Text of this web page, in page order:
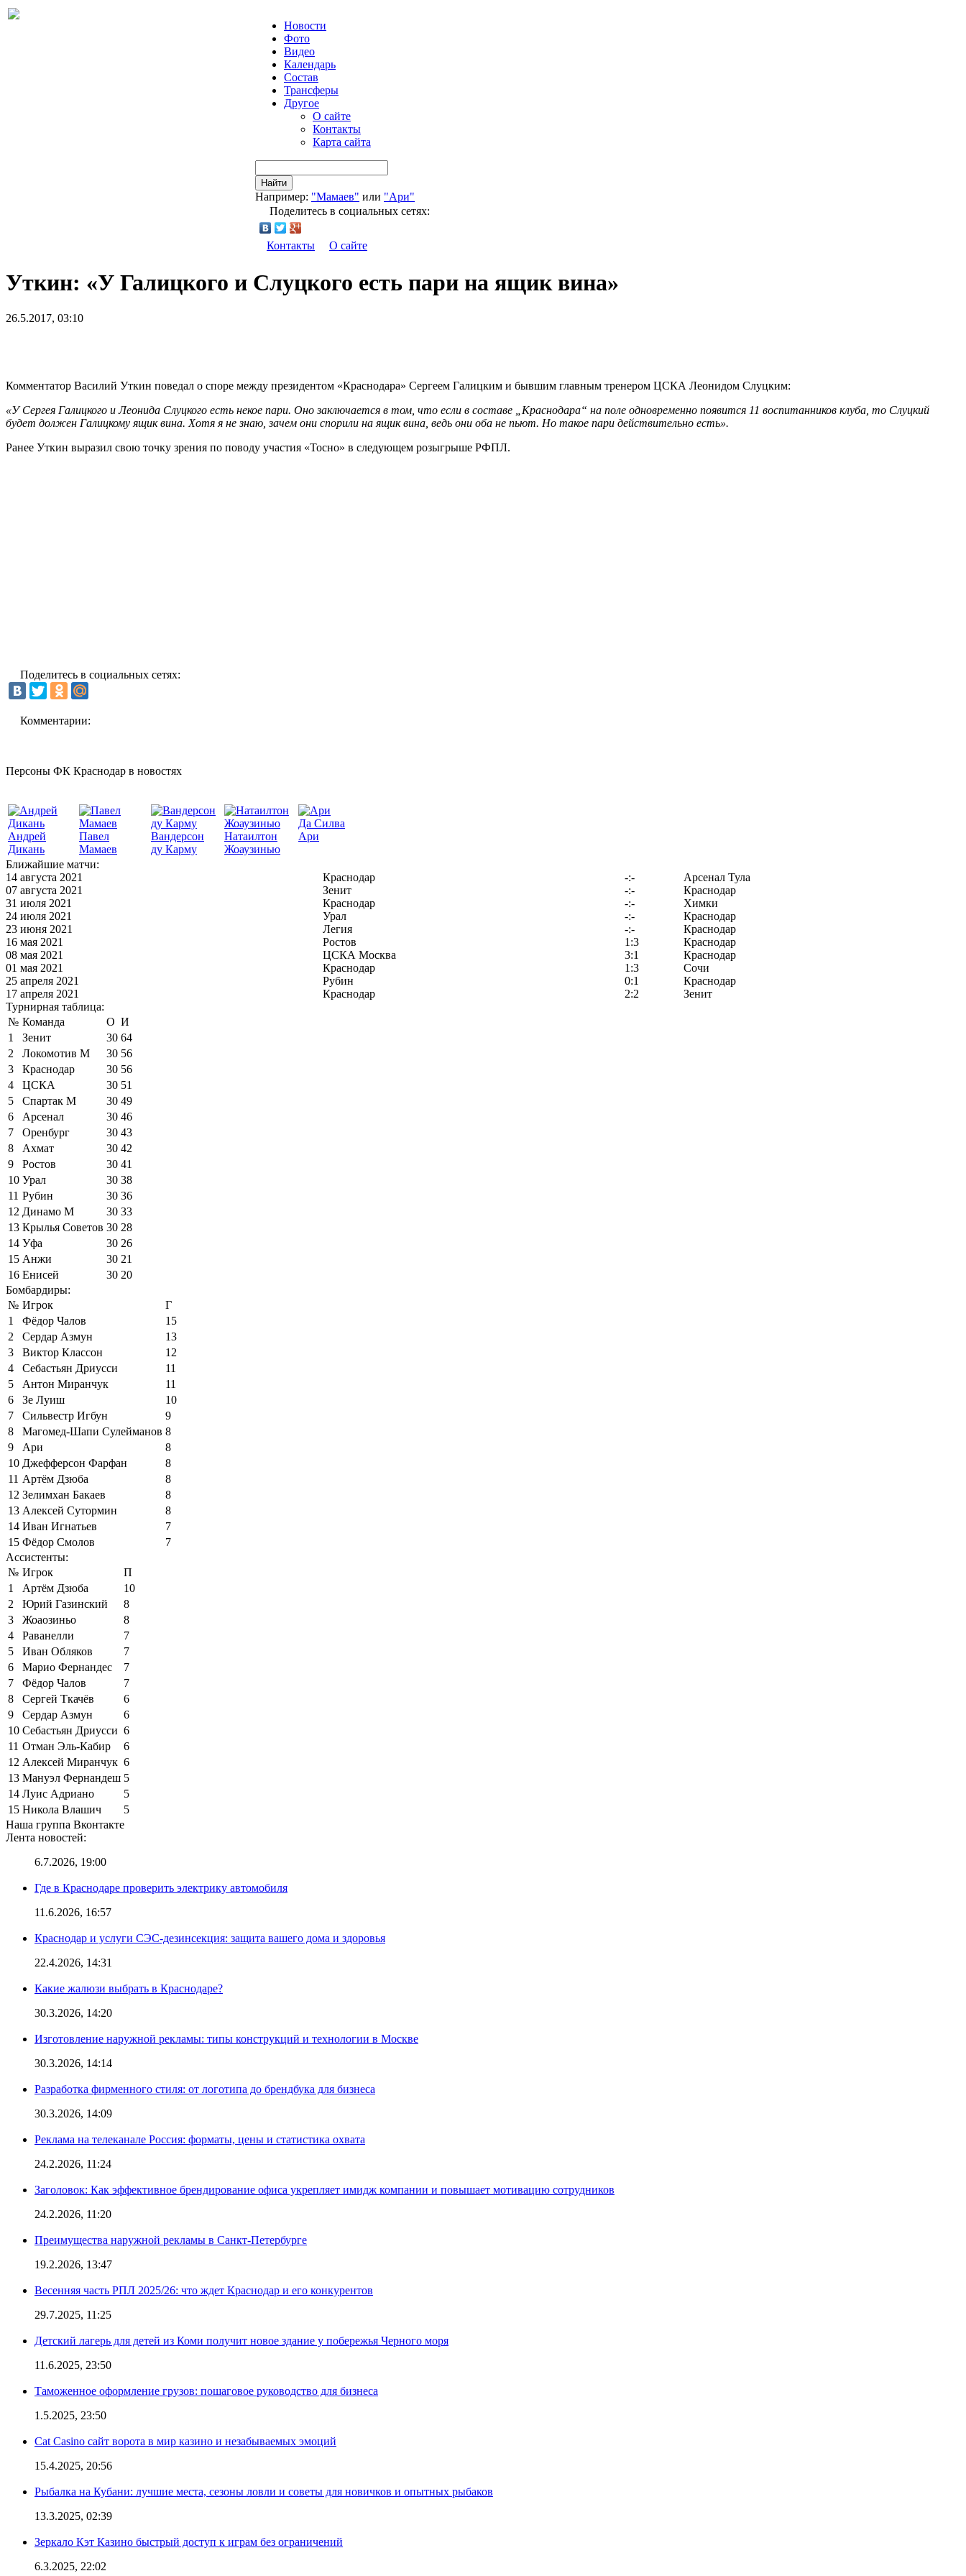
Новости
Фото
Видео
Календарь
Состав
Трансферы
Другое
О сайте
Контакты
Карта сайта
Найти
Например: "Мамаев" или "Ари"
Поделитесь в социальных сетях:
Контакты О сайте
Уткин: «У Галицкого и Слуцкого есть пари на ящик вина»
26.5.2017, 03:10
Комментатор Василий Уткин поведал о споре между президентом «Краснодара» Сергеем Галицким и бывшим главным тренером ЦСКА Леонидом Слуцким:
«У Сергея Галицкого и Леонида Слуцкого есть некое пари. Оно заключается в том, что если в составе „Краснодара“ на поле одновременно появится 11 воспитанников клуба, то Слуцкий
будет должен Галицкому ящик вина. Хотя я не знаю, зачем они спорили на ящик вина, ведь они оба не пьют. Но такое пари действительно есть».
Ранее Уткин выразил свою точку зрения по поводу участия «Тосно» в следующем розыгрыше РФПЛ.
Поделитесь в социальных сетях:
Комментарии:
Персоны ФК Краснодар в новостях
Андрей
Дикань
Павел
Мамаев
Вандерсон
ду Карму
Натаилтон
Жоаузинью
Да Силва
Ари
Ближайшие матчи:
14 августа 2021
Краснодар -:-
Арсенал Тула
07 августа 2021
Зенит -:-
Краснодар
31 июля 2021
Краснодар -:-
Химки
24 июля 2021
Урал -:-
Краснодар
23 июня 2021
Легия -:-
Краснодар
16 мая 2021
Ростов 1:3
Краснодар
08 мая 2021
ЦСКА Москва 3:1
Краснодар
01 мая 2021
Краснодар 1:3
Сочи
25 апреля 2021
Рубин 0:1
Краснодар
17 апреля 2021
Краснодар 2:2
Зенит
Турнирная таблица:
№ Команда О И
1
Зенит 30 64
2
Локомотив М 30 56
3
Краснодар 30 56
4
ЦСКА 30 51
5
Спартак М 30 49
6
Арсенал 30 46
7
Оренбург 30 43
8
Ахмат 30 42
9
Ростов 30 41
10 Урал 30 38
11 Рубин 30 36
12 Динамо М 30 33
13 Крылья Советов 30 28
14 Уфа 30 26
15 Анжи 30 21
16 Енисей 30 20
Бомбардиры:
№ Игрок
Г
1
Фёдор Чалов
15
2
Сердар Азмун
13
3
Виктор Классон
12
4
Себастьян Дриусси
11
5
Антон Миранчук
11
6
Зе Луиш
10
7
Сильвестр Игбун
9
8
Магомед-Шапи Сулейманов 8
9
Ари
8
10 Джефферсон Фарфан
8
11 Артём Дзюба
8
12 Зелимхан Бакаев
8
13 Алексей Сутормин
8
14 Иван Игнатьев
7
15 Фёдор Смолов
7
Ассистенты:
№ Игрок
П
1
Артём Дзюба
10
2
Юрий Газинский
8
3
Жоаозиньо
8
4
Раванелли
7
5
Иван Обляков
7
6
Марио Фернандес
7
7
Фёдор Чалов
7
8
Сергей Ткачёв
6
9
Сердар Азмун
6
10 Себастьян Дриусси 6
11 Отман Эль-Кабир
6
12 Алексей Миранчук 6
13 Мануэл Фернандеш 5
14 Луис Адриано
5
15 Никола Влашич
5
Наша группа Вконтакте
Лента новостей:
6.7.2026, 19:00
Где в Краснодаре проверить электрику автомобиля
11.6.2026, 16:57
Краснодар и услуги СЭС-дезинсекция: защита вашего дома и здоровья
22.4.2026, 14:31
Какие жалюзи выбрать в Краснодаре?
30.3.2026, 14:20
Изготовление наружной рекламы: типы конструкций и технологии в Москве
30.3.2026, 14:14
Разработка фирменного стиля: от логотипа до брендбука для бизнеса
30.3.2026, 14:09
Реклама на телеканале Россия: форматы, цены и статистика охвата
24.2.2026, 11:24
Заголовок: Как эффективное брендирование офиса укрепляет имидж компании и повышает мотивацию сотрудников
24.2.2026, 11:20
Преимущества наружной рекламы в Санкт-Петербурге
19.2.2026, 13:47
Весенняя часть РПЛ 2025/26: что ждет Краснодар и его конкурентов
29.7.2025, 11:25
Детский лагерь для детей из Коми получит новое здание у побережья Черного моря
11.6.2025, 23:50
Таможенное оформление грузов: пошаговое руководство для бизнеса
1.5.2025, 23:50
Cat Casino сайт ворота в мир казино и незабываемых эмоций
15.4.2025, 20:56
Рыбалка на Кубани: лучшие места, сезоны ловли и советы для новичков и опытных рыбаков
13.3.2025, 02:39
Зеркало Кэт Казино быстрый доступ к играм без ограничений
6.3.2025, 22:02